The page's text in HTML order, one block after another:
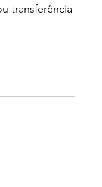
transferência